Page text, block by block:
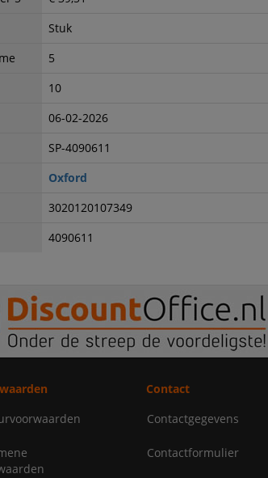
Stuk
5
10
06-02-2026
SP-4090611
Oxford
3020120107349
4090611
Contact
Contactgegevens
Contactformulier